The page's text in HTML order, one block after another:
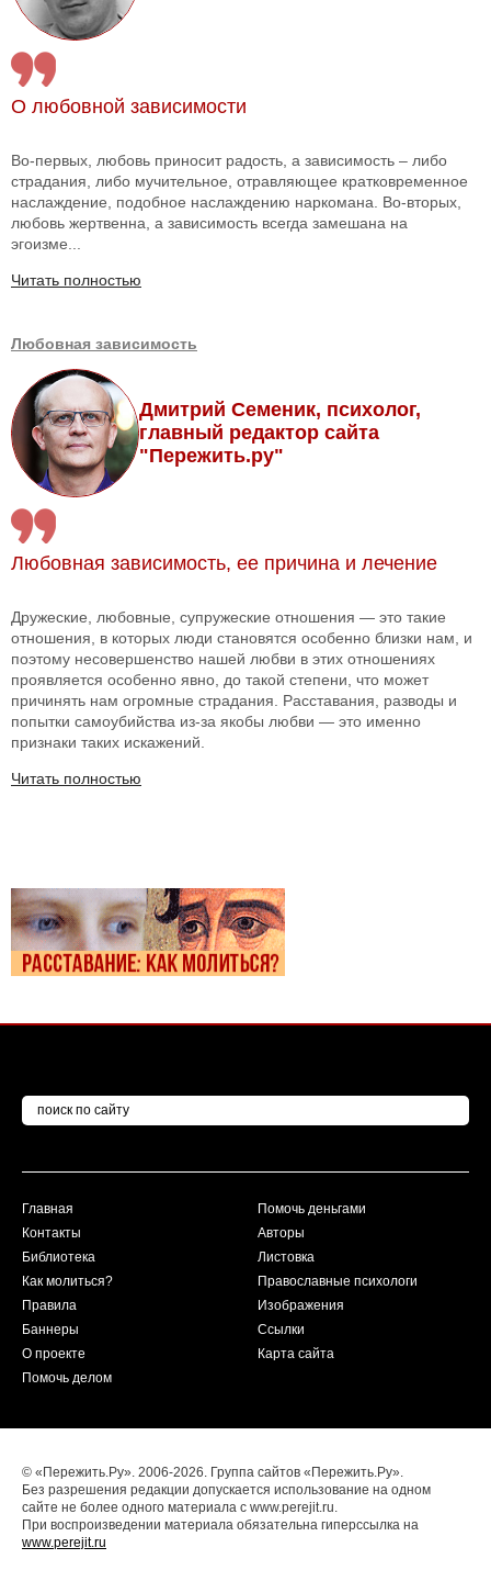
О любовной зависимости
Во-первых, любовь приносит радость, а зависимость – либо
страдания, либо мучительное, отравляющее кратковременное
наслаждение, подобное наслаждению наркомана. Во-вторых,
любовь жертвенна, а зависимость всегда замешана на
эгоизме...
Читать полностью
Любовная зависимость
Дмитрий Семеник, психолог,
главный редактор сайта
"Пережить.ру"
Любовная зависимость, ее причина и лечение
Дружеские, любовные, супружеские отношения — это такие
отношения, в которых люди становятся особенно близки нам, и
поэтому несовершенство нашей любви в этих отношениях
проявляется особенно явно, до такой степени, что может
причинять нам огромные страдания. Расставания, разводы и
попытки самоубийства из-за якобы любви — это именно
признаки таких искажений.
Читать полностью
Главная
Контакты
Библиотека
Как молиться?
Правила
Баннеры
О проекте
Помочь делом
Помочь деньгами
Авторы
Листовка
Православные психологи
Изображения
Ссылки
Карта сайта
© «Пережить.Ру». 2006-2026. Группа сайтов «Пережить.Ру».
Без разрешения редакции допускается использование на одном
сайте не более одного материала с www.perejit.ru.
При воспроизведении материала обязательна гиперссылка на
www.perejit.ru